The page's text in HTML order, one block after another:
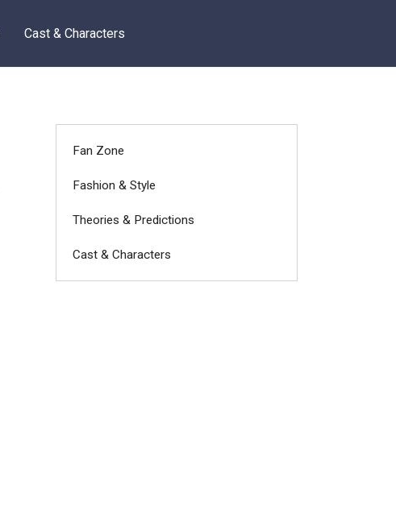
Cast & Characters
Fan Zone
Fashion & Style
Theories & Predictions
Cast & Characters